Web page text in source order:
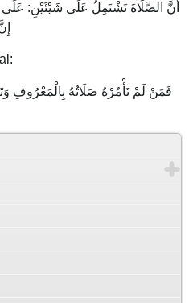
أَنَّ الصَّلَاةَ تَشْتَمِلُ عَلَى شَيْئَيْنِ:
فَمَنْ لَمْ تَأْمُرْهُ صَلَاتُهُ بِالْمَعْرُوفِ